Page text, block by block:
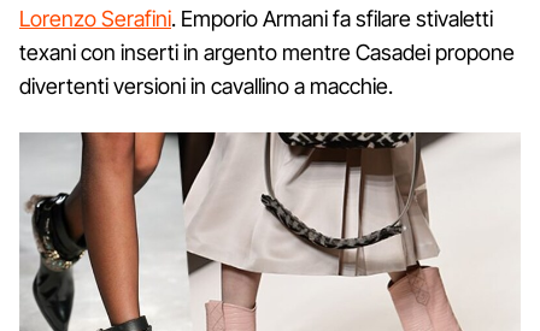
Lorenzo Serafini. Emporio Armani fa sfilare stivaletti
texani con inserti in argento mentre Casadei propone
divertenti versioni in cavallino a macchie.